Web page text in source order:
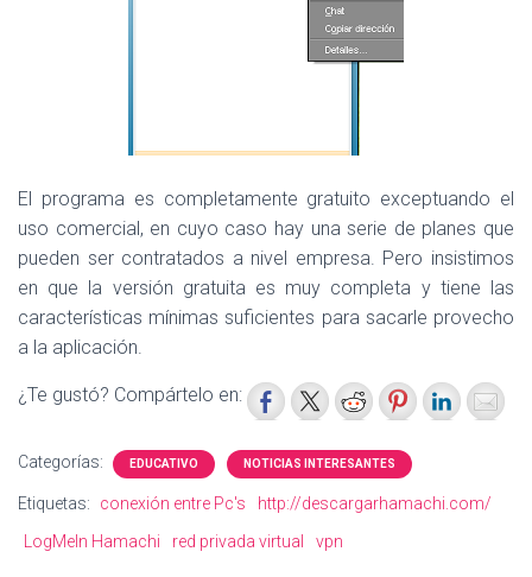
El programa es completamente gratuito exceptuando el
uso comercial, en cuyo caso hay una serie de planes que
pueden ser contratados a nivel empresa. Pero insistimos
en que la versión gratuita es muy completa y tiene las
características mínimas suficientes para sacarle provecho
a la aplicación.
¿Te gustó? Compártelo en:
Categorías: EDUCATIVO NOTICIAS INTERESANTES
Etiquetas: conexión entre Pc's
http://descargarhamachi.com/
LogMeIn Hamachi
red privada virtual vpn